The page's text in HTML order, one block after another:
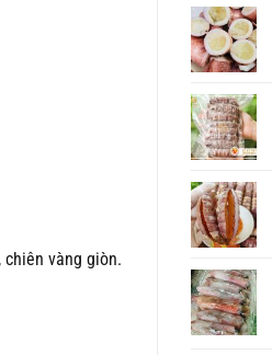
vàng giòn.